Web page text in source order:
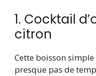
1. Cocktail
citron
Cette boisson
presque pas de